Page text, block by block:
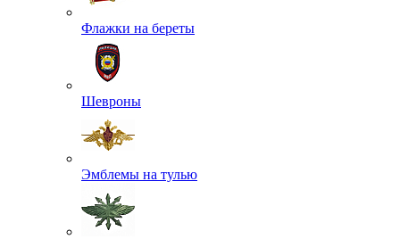
Флажки на береты
Шевроны
Эмблемы на тулью